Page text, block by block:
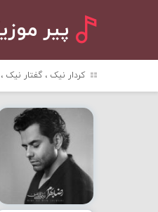
پیر
کردار نیک ، گفتار نیک